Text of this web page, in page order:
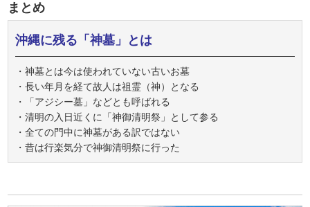
まとめ
沖縄に残る「神墓」とは
・神墓とは今は使われていない古いお墓
・長い年月を経て故人は祖霊（神）となる
・「アジシー墓」などとも呼ばれる
・清明の入日近くに「神御清明祭」として参る
・全ての門中に神墓がある訳ではない
・昔は行楽気分で神御清明祭に行った